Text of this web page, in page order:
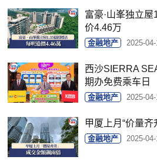
富豪·山峯独立
价4.46万
金融地产 2025-
西沙SIERRA
期办免费乘车日
金融地产 2025-
甲厦上月“价量
金融地产 2025-